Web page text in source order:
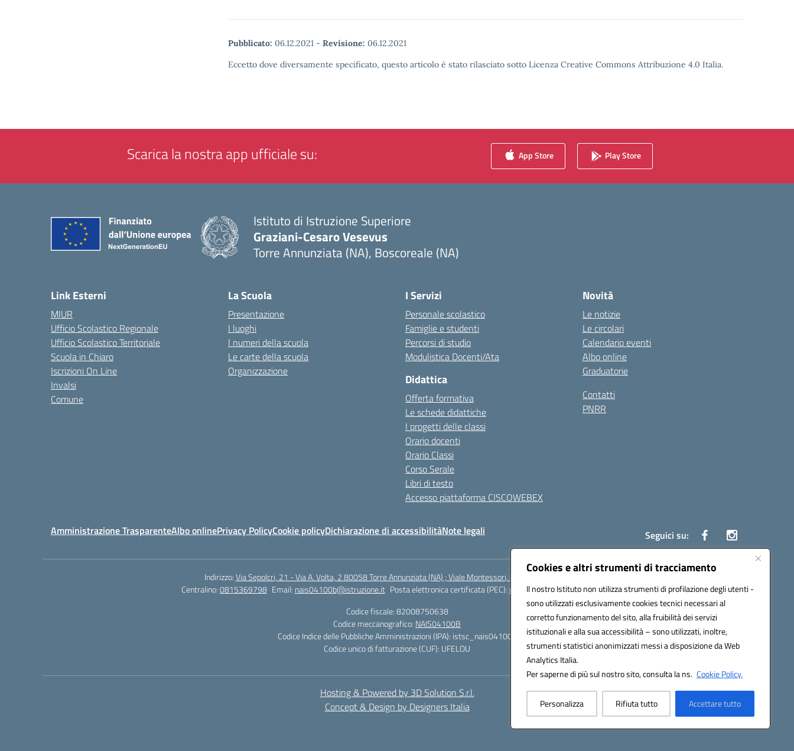
Cookies e altri strumenti di tracciamento
Il nostro Istituto non utilizza strumenti di profilazione degli utenti -
sono utilizzati esclusivamente cookies tecnici necessari al
corretto funzionamento del sito, alla fruibilità dei servizi
istituzionali e alla sua accessibilità – sono utilizzati, inoltre,
strumenti statistici anonimizzati messi a disposizione da Web
Analytics Italia.
Per saperne di più sul nostro sito, consulta la ns. Cookie Policy.
Personalizza Rifiuta tutto Accettare tutto
Pubblicato: 06.12.2021 - Revisione: 06.12.2021
Eccetto dove diversamente specificato, questo articolo è stato rilasciato sotto Licenza Creative Commons Attribuzione 4.0 Italia.
Scarica la nostra app ufficiale su: App Store Play Store
Istituto di Istruzione Superiore
Graziani-Cesaro Vesevus
Torre Annunziata (NA), Boscoreale (NA)
Link Esterni
MIUR
Ufficio Scolastico Regionale
Ufficio Scolastico Territoriale
Scuola in Chiaro
Iscrizioni On Line
Invalsi
Comune
La Scuola
Presentazione
I luoghi
I numeri della scuola
Le carte della scuola
Organizzazione
I Servizi
Personale scolastico
Famiglie e studenti
Percorsi di studio
Modulistica Docenti/Ata
Didattica
Offerta formativa
Le schede didattiche
I progetti delle classi
Orario docenti
Orario Classi
Corso Serale
Libri di testo
Accesso piattaforma CISCOWEBEX
Novità
Le notizie
Le circolari
Calendario eventi
Albo online
Graduatorie
Contatti
PNRR
Amministrazione TrasparenteAlbo onlinePrivacy PolicyCookie policyDichiarazione di accessibilitàNote legali Seguici su:
Indirizzo:Via Sepolcri, 21 - Via A. Volta, 2 80058 Torre Annunziata (NA) ; Viale Montessori, 80041 Boscoreale (NA)
Centralino:0815369798 Email: nais04100b@istruzione.it Posta elettronica certificata (PEC): nais04100b@pec.istruzione.it
Codice fiscale: 82008750638
Codice meccanografico: NAIS04100B
Codice Indice delle Pubbliche Amministrazioni (IPA): istsc_nais04100b
Codice unico di fatturazione (CUF): UFELOU
Hosting & Powered by 3D Solution S.r.l.
Concept & Design by Designers Italia